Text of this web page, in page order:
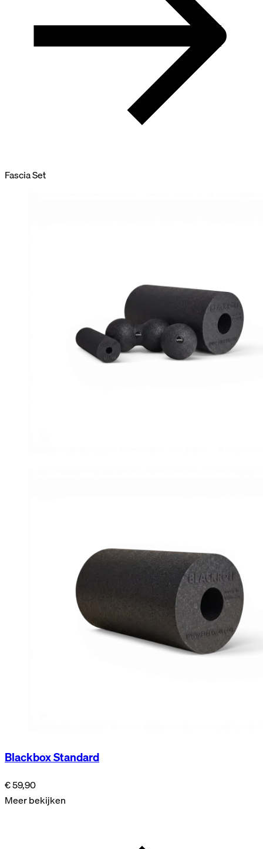
Fascia Set
Blackbox Standard
€ 59,90
Meer bekijken